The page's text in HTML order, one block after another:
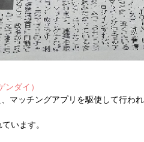
ダイ）
マッチングアプリを駆使して行わ
います。